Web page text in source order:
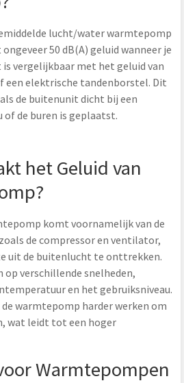
lucht/water warmtepomp
50 dB(A) geluid wanneer je
vergelijkbaar met het geluid van
een elektrische tandenborstel. Dit
de buitenunit dicht bij een
of de buren is geplaatst.
het Geluid van
komt voornamelijk van de
de compressor en ventilator,
uit de buitenlucht te onttrekken.
op verschillende snelheden,
en het gebruiksniveau.
warmtepomp harder werken om
wat leidt tot een hoger
Warmtepompen